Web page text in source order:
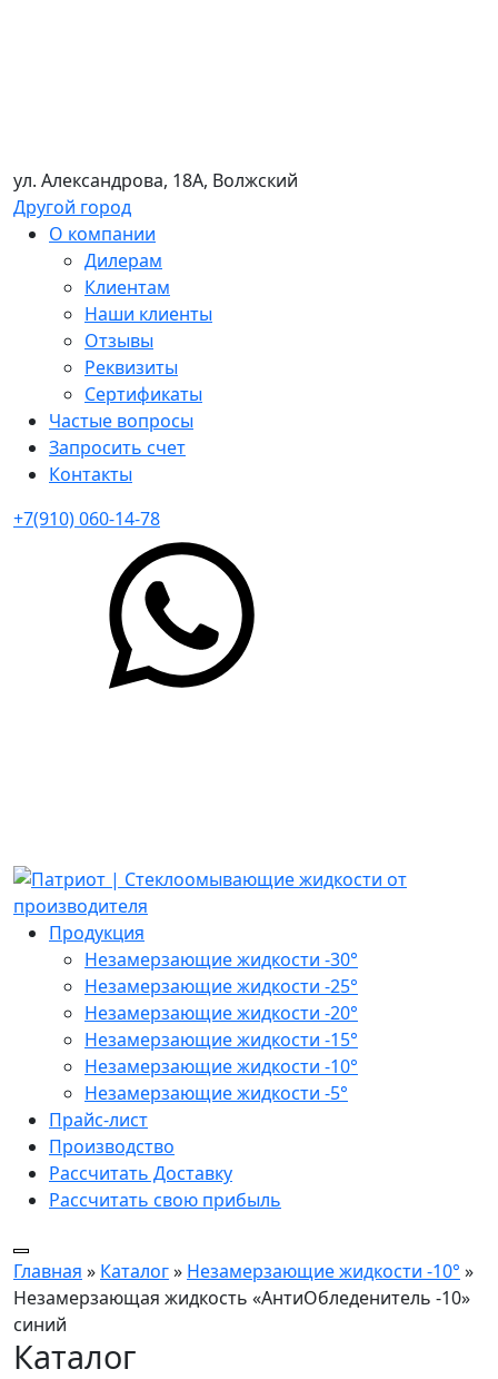
ул. Александрова, 18А, Волжский
Другой город
О компании
Дилерам
Клиентам
Наши клиенты
Отзывы
Реквизиты
Сертификаты
Частые вопросы
Запросить счет
Контакты
+7(910) 060-14-78
Продукция
Незамерзающие жидкости -30°
Незамерзающие жидкости -25°
Незамерзающие жидкости -20°
Незамерзающие жидкости -15°
Незамерзающие жидкости -10°
Незамерзающие жидкости -5°
Прайс-лист
Производство
Рассчитать Доставку
Рассчитать свою прибыль
Главная » Каталог» Незамерзающие жидкости -10° »
Незамерзающая жидкость «АнтиОбледенитель -10»
синий
Каталог